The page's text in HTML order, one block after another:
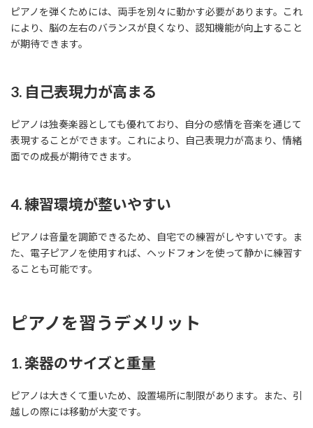
ピアノを弾くためには、両手を別々に動かす必要があります。これ
により、脳の左右のバランスが良くなり、認知機能が向上すること
が期待できます。
3. 自己表現力が高まる
ピアノは独奏楽器としても優れており、自分の感情を音楽を通じて
表現することができます。これにより、自己表現力が高まり、情緒
面での成長が期待できます。
4. 練習環境が整いやすい
ピアノは音量を調節できるため、自宅での練習がしやすいです。ま
た、電子ピアノを使用すれば、ヘッドフォンを使って静かに練習す
ることも可能です。
ピアノを習うデメリット
1. 楽器のサイズと重量
ピアノは大きくて重いため、設置場所に制限があります。また、引
越しの際には移動が大変です。